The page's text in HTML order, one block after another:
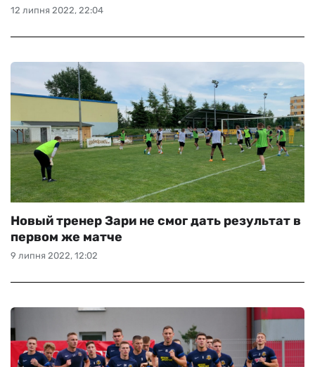
12 липня 2022, 22:04
9 липня 2022, 12:02
Новый тренер Зари не смог дать результат в
первом же матче